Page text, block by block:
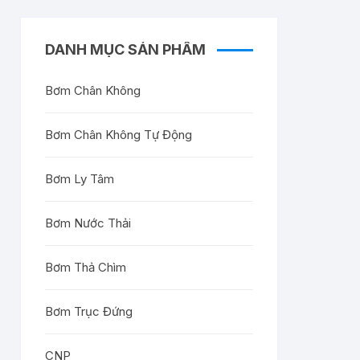
DANH MỤC SẢN PHẨM
Bơm Chân Không
Bơm Chân Không Tự Động
Bơm Ly Tâm
Bơm Nước Thải
Bơm Thả Chìm
Bơm Trục Đứng
CNP